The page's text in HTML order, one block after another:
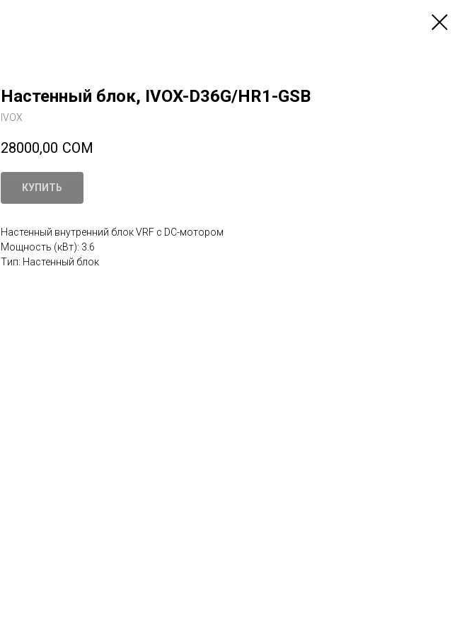
Настенный блок, IVOX-D36G/HR1-GSB
IVOX
28000,00 СОМ
КУПИТЬ
Настенный внутренний блок VRF с DC-мотором
Мощность (кВт): 3.6
Tип: Настенный блок